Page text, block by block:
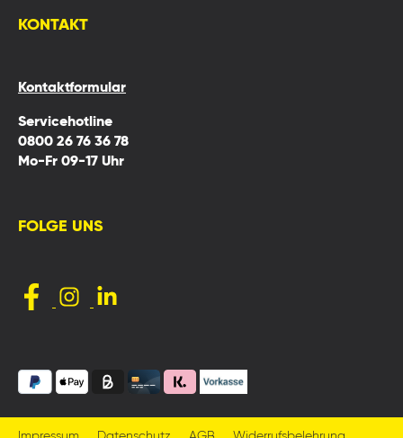
KONTAKT
Kontaktformular
Servicehotline
0800 26 76 36 78
Mo-Fr 09-17 Uhr
FOLGE UNS